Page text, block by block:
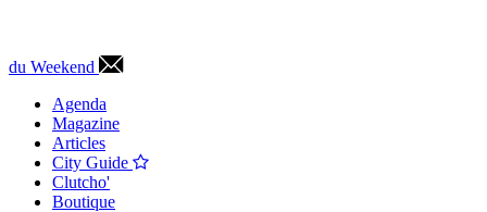
du Weekend
Agenda
Magazine
Articles
City Guide
Clutcho'
Boutique